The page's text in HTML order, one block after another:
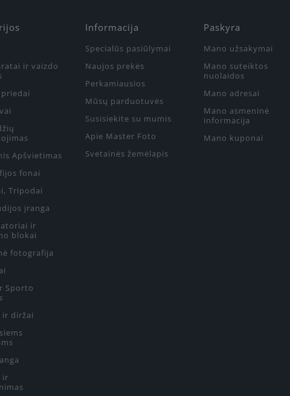
ir vaizdo
Apšvietimas
fonai
Tripodai
įranga
ir
blokai
fotografija
Sporto
ir diržai
ir
Informacija
Specialūs pasiūlymai
Naujos prekės
Perkamiausios
Mūsų parduotuvės
Susisiekite su mumis
Apie Master Foto
Svetainės žemėlapis
Paskyra
Mano užsakymai
Mano suteiktos
nuolaidos
Mano adresai
Mano asmeninė
informacija
Mano kuponai